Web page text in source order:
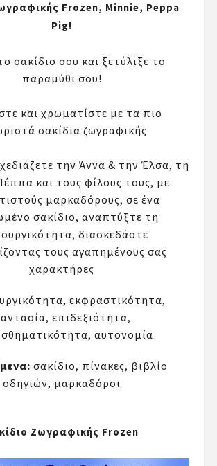
Frozen, Minnie, Peppa
Pig!
σακίδιο σου και ξετύλιξε το
παραμύθι σου!
και χρωματίστε με τα πιο
σακίδια ζωγραφικής
την Άννα & την Έλσα, τη
και τους φίλους τους, με
μαρκαδόρους, σε ένα
σακίδιο, αναπτύξτε τη
διασκεδάστε
τους αγαπημένους σας
χαρακτήρες
εκφραστικότητα,
επιδεξιότητα,
αυτονομία
σακίδιο, πίνακες, βιβλίο
οδηγιών, μαρκαδόροι
Ζωγραφικής Frozen